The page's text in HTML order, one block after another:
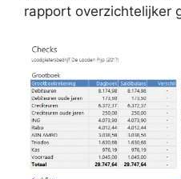
rapport overzichtelijker